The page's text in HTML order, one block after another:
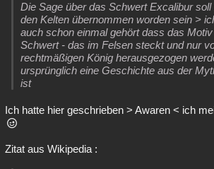
Die Sage über das Schwert Excalibur
den Kelten übernommen worden sein >
auch schon einmal gehört dass das
Schwert - das im Felsen steckt und nur
rechtmäßigen König herausgezogen
ursprünglich eine Geschichte aus der
ist
Ich hatte hier geschrieben > Awaren < ich
Zitat aus Wikipedia :